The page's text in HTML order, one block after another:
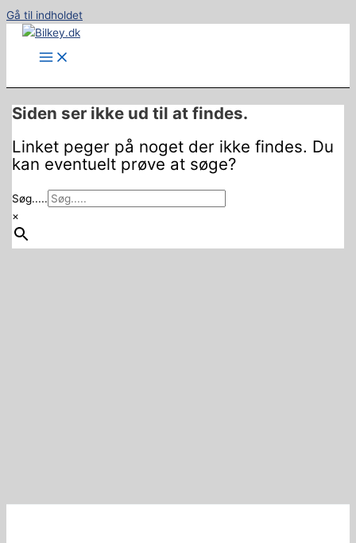
Gå til indholdet
Siden ser ikke ud til at findes.
Linket peger på noget der ikke findes. Du
kan eventuelt prøve at søge?
Søg.....
×